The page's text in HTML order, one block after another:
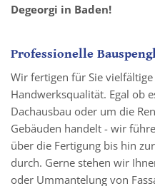
Degeorgi in Baden!
Professionelle
Wir fertigen für Sie
Handwerksqualität. Egal ob
Dachausbau oder um die
Gebäuden handelt - wir
über die Fertigung bis hin
durch. Gerne stehen wir
oder Ummantelung von